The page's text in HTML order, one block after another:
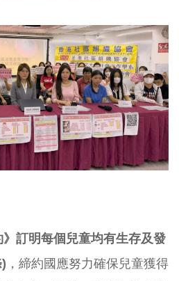
》訂明每個兒童均有生存及發
) ，締約國應努力確保兒童獲得